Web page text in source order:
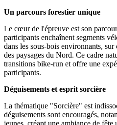
Un parcours forestier unique
Le cœur de l'épreuve est son
participants enchaînent segments
dans les sous-bois environnants,
des paysages du Nord. Ce cadre
transitions bike-run et offre une
participants.
Déguisements et esprit sorcière
La thématique "Sorcière" est
déguisements sont encouragés,
jeunes, créant une ambiance de